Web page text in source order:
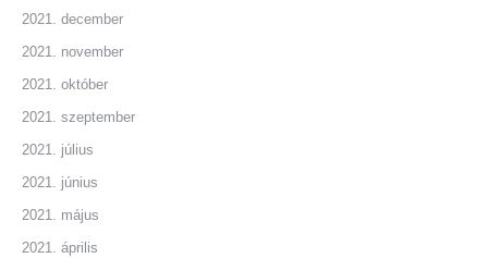
2021. december
2021. november
2021. október
2021. szeptember
2021. július
2021. június
2021. május
2021. április